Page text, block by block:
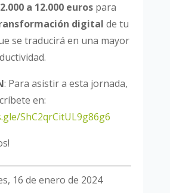
a 12.000 eurospara
digital de tu
se traducirá en una mayor
: Para asistir a esta jornada,
en:
ShC2qrCitUL9g86g6
16 de enero de 2024